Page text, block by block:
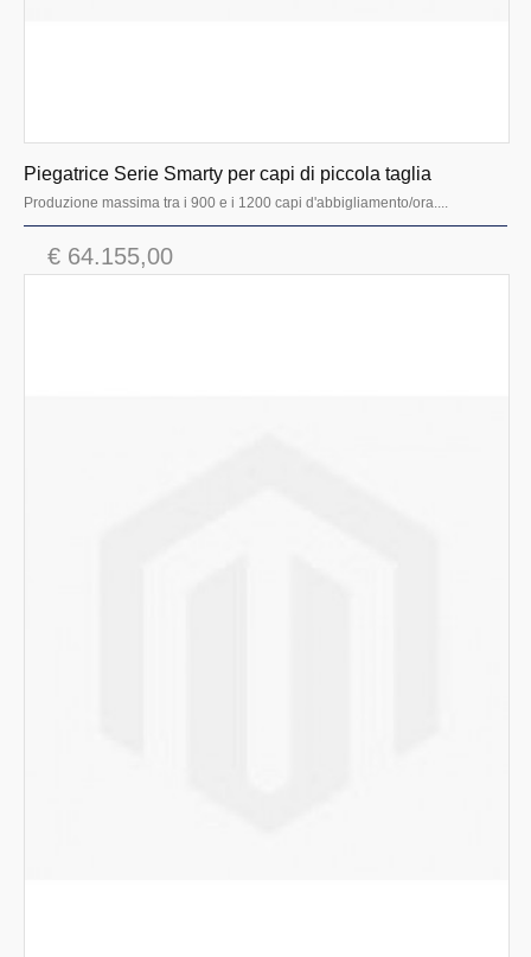
Piegatrice Serie Smarty per capi di piccola taglia
Produzione massima tra i 900 e i 1200 capi d'abbigliamento/ora....
€ 64.155,00